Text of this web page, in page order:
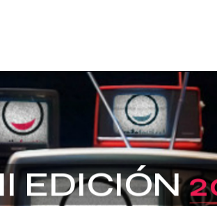
Participa
Premios de Honor
Ediciones
EDICIÓN